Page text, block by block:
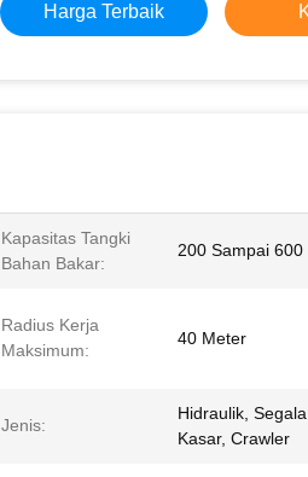
Harga Terbaik
Kapasitas Tangki
Bahan Bakar:
200 Sampai 600
Radius Kerja
Maksimum:
40 Meter
Jenis:
Hidraulik,
Kasar, Crawler